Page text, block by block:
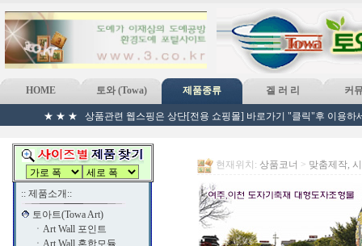
HOME 토와 (Towa) 제품종류 겔 러 리 커
★ ★ ★ 상품관련 웹스핑은 상단[전용 쇼핑몰] 바로가기 "클릭"후 이
:: 제품소개::
토아트(Towa Art)
ㆍ Art Wall 포인트
ㆍ Art Wall 혼합모듈
현재위치:상품코너 > 맞춤제작,